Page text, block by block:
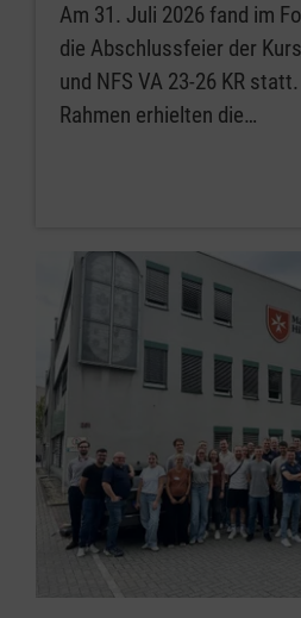
Am 31. Juli 2026 fand im
die Abschlussfeier der
und NFS VA 23-26 KR
Rahmen erhielten die…